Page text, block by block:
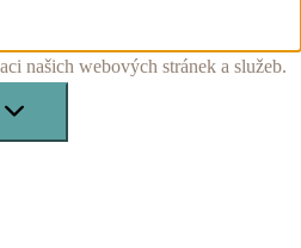
našich webových stránek a služeb.